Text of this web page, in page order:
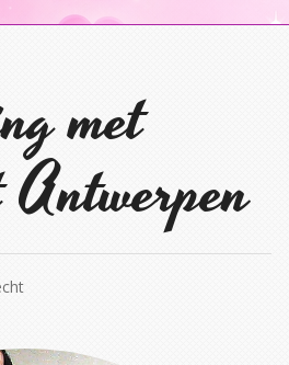
met